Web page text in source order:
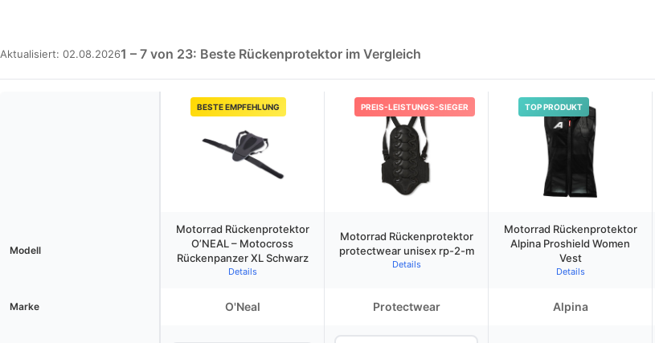
Aktualisiert: 02.08.20261 – 7 von 23: Beste Rückenprotektor im Vergleich
BESTE EMPFEHLUNG PREIS-LEISTUNGS-SIEGER TOP PRODUKT
Modell
Motorrad Rückenprotektor
O’NEAL – Motocross
Rückenpanzer XL Schwarz
Details
Motorrad Rückenprotektor
protectwear unisex rp-2-m
Details
Motorrad Rückenprotektor
Alpina Proshield Women
Vest
Details
Marke O'Neal Protectwear Alpina